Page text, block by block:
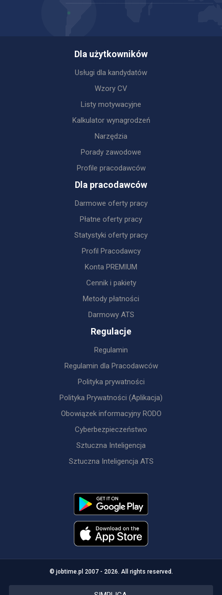
Dla użytkowników
Usługi dla kandydatów
Wzory CV
Listy motywacyjne
Kalkulator wynagrodzeń
Narzędzia
Porady zawodowe
Profile pracodawców
Dla pracodawców
Darmowe oferty pracy
Płatne oferty pracy
Statystyki oferty pracy
Profil Pracodawcy
Konta PREMIUM
Cennik i pakiety
Metody płatności
Darmowy ATS
Regulacje
Regulamin
Regulamin dla Pracodawców
Polityka prywatności
Polityka Prywatności (Aplikacja)
Obowiązek informacyjny RODO
Cyberbezpieczeństwo
Sztuczna Inteligencja
Sztuczna Inteligencja ATS
© jobtime.pl 2007 - 2026. All rights reserved.